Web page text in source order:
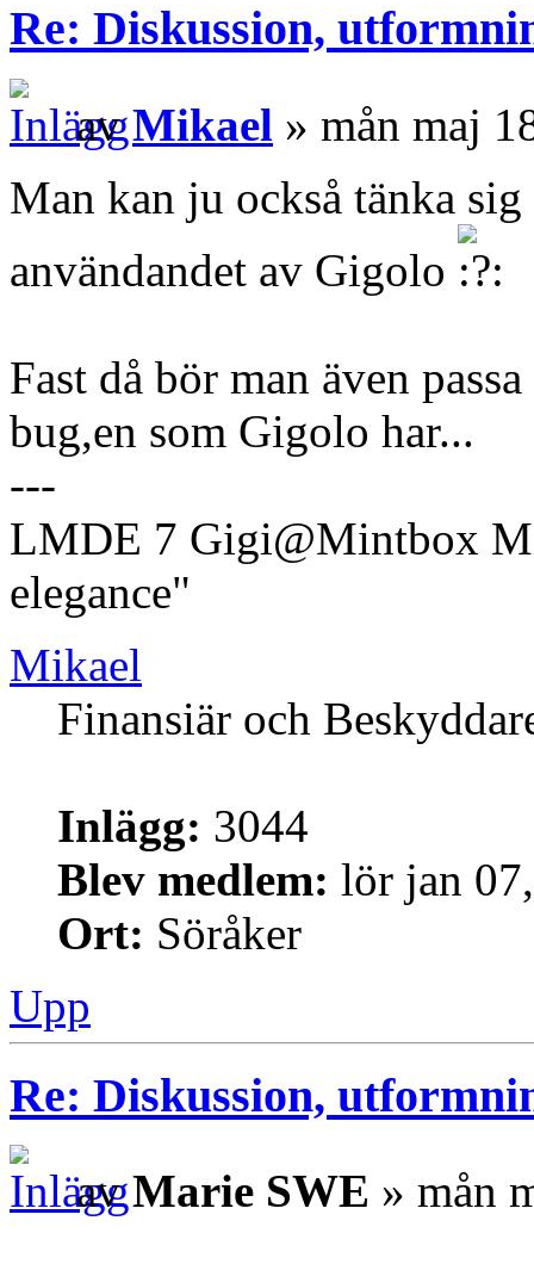
Re: Diskussion,
avMikael » mån maj
Man kan ju också tänka
användandet av Gigolo
Fast då bör man även
bug,en som Gigolo har...
---
LMDE 7 Gigi@Mintbox
elegance"
Mikael
Finansiär och
Inlägg: 3044
Blev medlem: lör jan
Ort: Söråker
Upp
Re: Diskussion,
avMarie SWE » mån